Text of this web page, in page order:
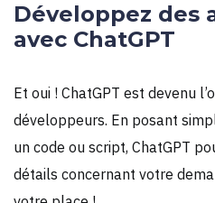
Développez des
avec ChatGPT
Et oui ! ChatGPT est devenu
développeurs. En posant
un code ou script, ChatGPT
détails concernant votre